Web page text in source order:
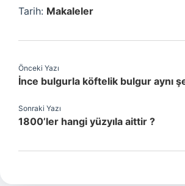
Tarih: Makaleler
Önceki Yazı
İnce bulgurla köftelik bulgur aynı
Sonraki Yazı
1800’ler hangi yüzyıla aittir ?